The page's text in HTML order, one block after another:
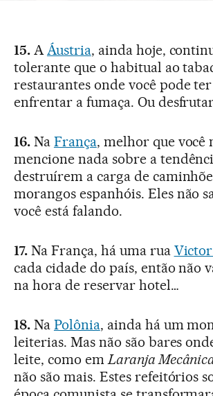
15.AÁustria, ainda hoje,
tolerante que o habitual ao
restaurantes onde você pode
enfrentar a fumaça. Ou
16.Na França, melhor que você
mencione nada sobre a
destruírem a carga de
morangos espanhóis. Eles não
você está falando.
17.Na França, há uma rua
cada cidade do país, então não
na hora de reservar hotel…
18.Na Polônia, ainda há um
leiterias. Mas não são bares
leite, como emLaranja
não são mais. Estes refeitórios